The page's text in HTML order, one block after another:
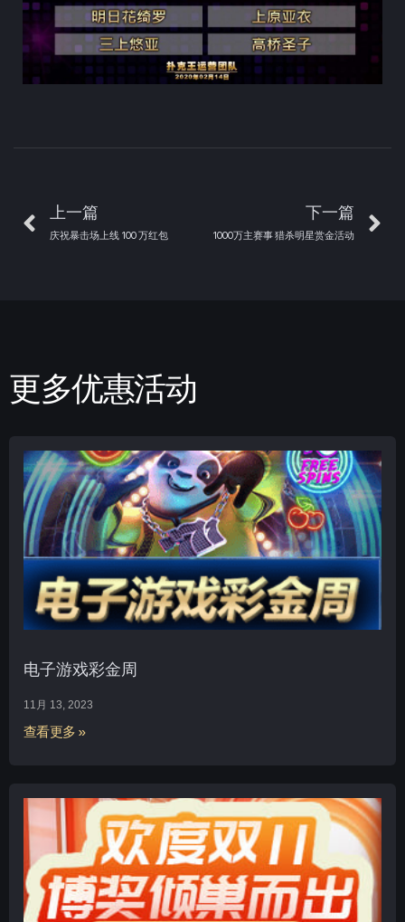
上一篇
庆祝暴击场上线 100 万红包
下一篇
1000万主赛事 猎杀明星赏金活动
更多优惠活动
电子游戏彩金周
11月 13, 2023
查看更多 »